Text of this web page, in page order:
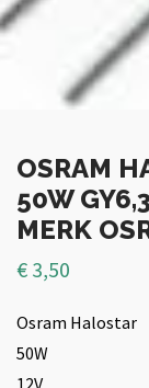
OSRAM
50W
MERK
€ 3,50
Osram Halostar
50W
12V